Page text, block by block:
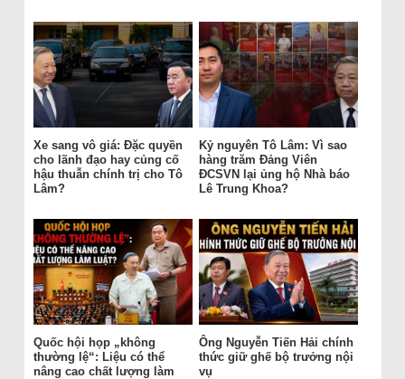
Xe sang vô giá: Đặc quyền
cho lãnh đạo hay củng cố
hậu thuẫn chính trị cho Tô
Lâm?
Kỷ nguyên Tô Lâm: Vì sao
hàng trăm Đảng Viên
ĐCSVN lại ủng hộ Nhà báo
Lê Trung Khoa?
Quốc hội họp „không
thường lệ“: Liệu có thể
nâng cao chất lượng làm
Ông Nguyễn Tiến Hải chính
thức giữ ghế bộ trưởng nội
vụ